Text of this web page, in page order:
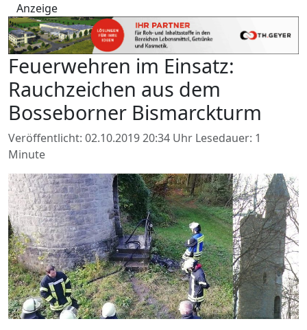
Anzeige
Feuerwehren im Einsatz:
Rauchzeichen aus dem
Bosseborner Bismarckturm
Veröffentlicht: 02.10.2019 20:34 Uhr Lesedauer: 1
Minute